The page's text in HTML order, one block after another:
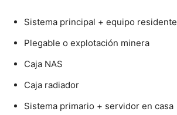
Sistema principal + equipo residente
Plegable o explotación minera
Caja NAS
Caja radiador
Sistema primario + servidor en casa